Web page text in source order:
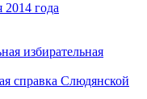
года
избирательная
справка Слюдянской